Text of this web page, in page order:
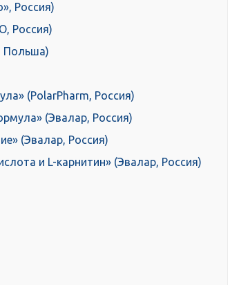
Россия)
Россия)
Польша)
(PolarPharm, Россия)
(Эвалар, Россия)
(Эвалар, Россия)
и L-карнитин» (Эвалар, Россия)